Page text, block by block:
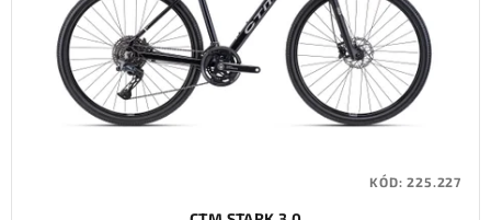
KÓD:225.227